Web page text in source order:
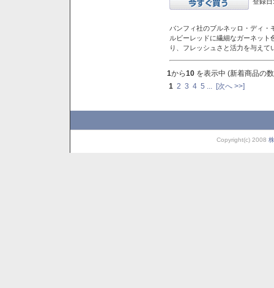
バンフィ社のブルネッロ・ディ
ルビーレッドに繊細なガーネッ
り、フレッシュさと活力を与え
1から10 を表示中 (新着商品の
1 2 3 4 5 [次へ >>]
Copyright(c) 2008